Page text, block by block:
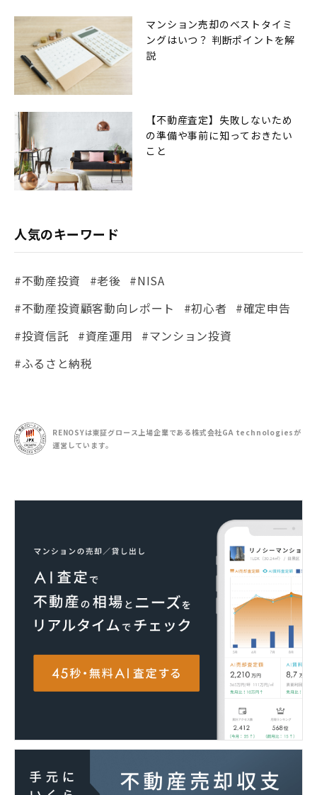
マンション売却のベストタイミ
ングはいつ？ 判断ポイントを解
説
【不動産査定】失敗しないため
の準備や事前に知っておきたい
こと
人気のキーワード
#不動産投資 #老後 #NISA
#不動産投資顧客動向レポート
#初心者
#確定申告
#投資信託
#資産運用
#マンション投資
#ふるさと納税
RENOSYは東証グロース上場企業である株式会社GA technologiesが
運営しています。